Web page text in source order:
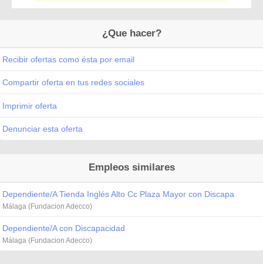
¿Que hacer?
Recibir ofertas como ésta por email
Compartir oferta en tus redes sociales
Imprimir oferta
Denunciar esta oferta
Empleos similares
Dependiente/A Tienda Inglés Alto Cc Plaza Mayor con Discapa
Málaga (Fundacion Adecco)
Dependiente/A con Discapacidad
Málaga (Fundacion Adecco)